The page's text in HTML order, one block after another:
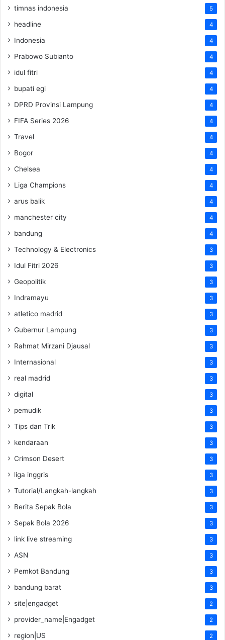
timnas indonesia 5
headline 4
Indonesia 4
Prabowo Subianto 4
idul fitri 4
bupati egi 4
DPRD Provinsi Lampung 4
FIFA Series 2026 4
Travel 4
Bogor 4
Chelsea 4
Liga Champions 4
arus balik 4
manchester city 4
bandung 4
Technology & Electronics 3
Idul Fitri 2026 3
Geopolitik 3
Indramayu 3
atletico madrid 3
Gubernur Lampung 3
Rahmat Mirzani Djausal 3
Internasional 3
real madrid 3
digital 3
pemudik 3
Tips dan Trik 3
kendaraan 3
Crimson Desert 3
liga inggris 3
Tutorial/Langkah-langkah 3
Berita Sepak Bola 3
Sepak Bola 2026 3
link live streaming 3
ASN 3
Pemkot Bandung 3
bandung barat 3
site|engadget 2
provider_name|Engadget 2
region|US 2